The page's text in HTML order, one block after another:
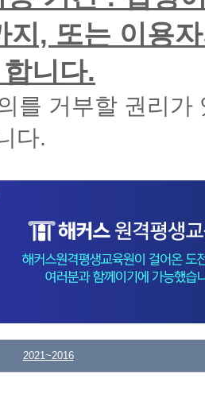
지, 또는 이용
니다.
를 거부할 권리
다.
2021~2016